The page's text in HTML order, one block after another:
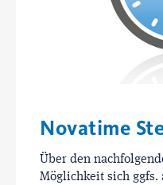
Novatime
Über den
Möglichkeit sich